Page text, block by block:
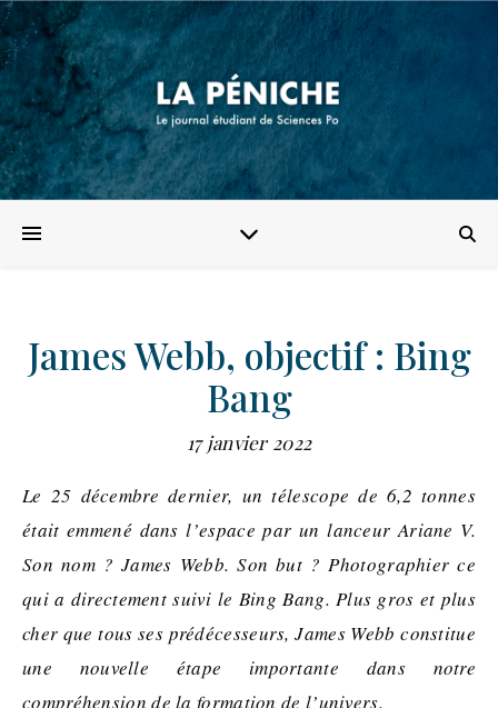
James Webb, objectif : Bing
Bang
17 janvier 2022
Le 25 décembre dernier, un télescope de 6,2 tonnes
était emmené dans l’espace par un lanceur Ariane V.
Son nom ? James Webb. Son but ? Photographier ce
qui a directement suivi le Bing Bang. Plus gros et plus
cher que tous ses prédécesseurs, James Webb constitue
une nouvelle étape importante dans notre
compréhension de la formation de l’univers.